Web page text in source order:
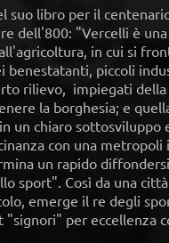
suo libro per il
dell'800: "Vercelli è
in cui si
benestatanti, piccoli
rilievo, impiegati della
la borghesia; e
un chiaro sottosviluppo
con una
un rapido
sport". Così da una
emerge il re degli
"signori" per eccellenza